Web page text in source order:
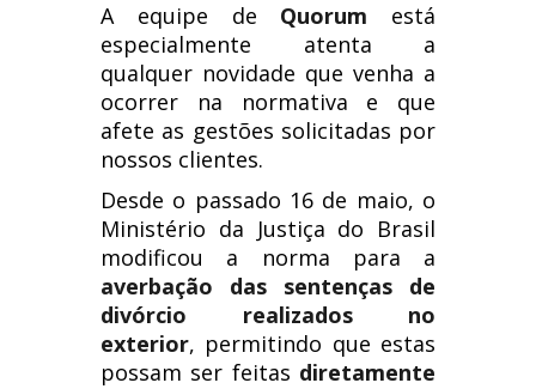
A equipe de Quorum está
especialmente atenta a
qualquer novidade que venha a
ocorrer na normativa e que
afete as gestões solicitadas por
nossos clientes.
Desde o passado 16 de maio, o
Ministério da Justiça do Brasil
modificou a norma para a
averbação das sentenças de
divórcio realizados no
exterior, permitindo que estas
possam ser feitas diretamente